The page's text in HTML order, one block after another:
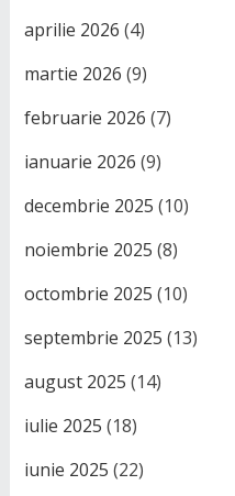
aprilie 2026 (4)
martie 2026 (9)
februarie 2026 (7)
ianuarie 2026 (9)
decembrie 2025 (10)
noiembrie 2025 (8)
octombrie 2025 (10)
septembrie 2025 (13)
august 2025 (14)
iulie 2025 (18)
iunie 2025 (22)